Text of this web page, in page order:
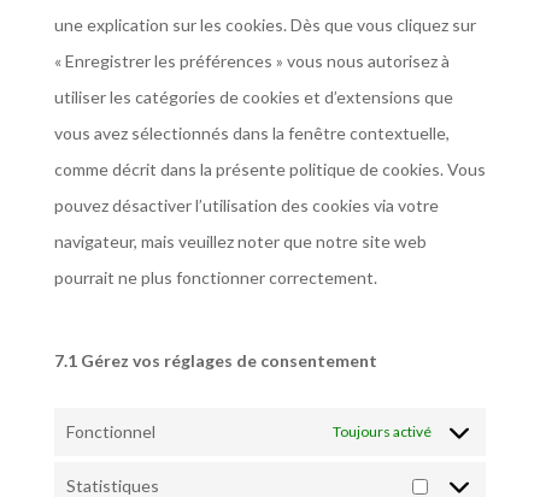
une explication sur les cookies. Dès que vous cliquez sur
« Enregistrer les préférences » vous nous autorisez à
utiliser les catégories de cookies et d’extensions que
vous avez sélectionnés dans la fenêtre contextuelle,
comme décrit dans la présente politique de cookies. Vous
pouvez désactiver l’utilisation des cookies via votre
navigateur, mais veuillez noter que notre site web
pourrait ne plus fonctionner correctement.
7.1 Gérez vos réglages de consentement
Fonctionnel Toujours activé
Statistiques